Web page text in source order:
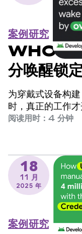
案例研究
WHOOP
分唤醒锁
90% 以上
为穿戴式设备构
时，真正的工作才
阅读用时：4 分钟
18
11 月
2025 年
案例研究